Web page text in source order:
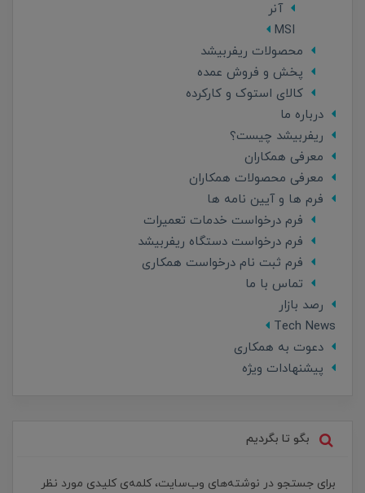
آنر
MSI
محصولات ریفربیشد
پخش و فروش عمده
کالای استوک و کارکرده
درباره ما
ریفربیشد چیست؟
معرفی همکاران
معرفی محصولات همکاران
فرم ها و آیین نامه ها
فرم درخواست خدمات تعمیرات
فرم درخواست دستگاه ریفربیشد
فرم ثبت نام درخواست همکاری
تماس با ما
رصد بازار
Tech News
دعوت به همکاری
پیشنهادات ویژه
بگو تا بگردیم
برای جستجو در نوشته‌های وب‌سایت، کلمه‌ی کلیدی مورد نظر